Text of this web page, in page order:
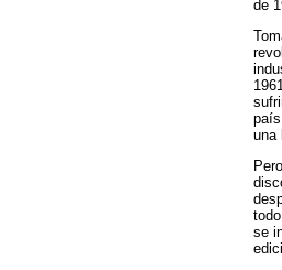
de
una
se